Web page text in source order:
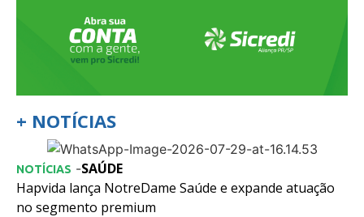
+ NOTÍCIAS
SAÚDE
NOTÍCIAS -
Hapvida lança NotreDame Saúde e expande atuação
no segmento premium